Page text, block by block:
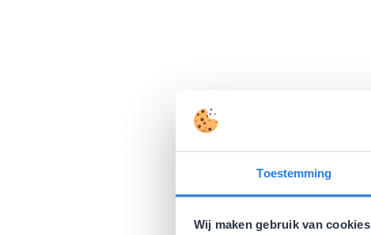
Toestemming
Wij maken gebruik van cookies